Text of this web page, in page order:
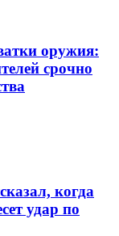
оружия:
срочно
когда
удар по